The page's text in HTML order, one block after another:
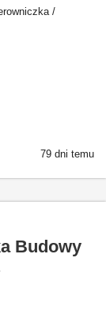
/
79 dni temu
Budowy